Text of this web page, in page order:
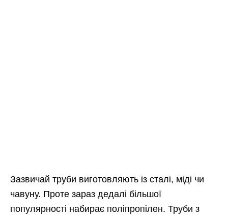
Зазвичай труби виготовляють із сталі, міді чи
чавуну. Проте зараз дедалі більшої
популярності набирає поліпропілен. Труби з